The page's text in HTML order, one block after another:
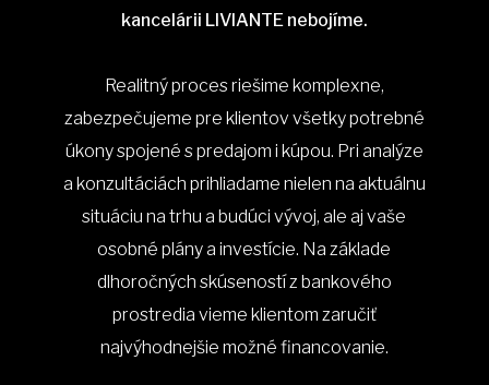
kancelárii LIVIANTE nebojíme.
Realitný proces riešime komplexne,
zabezpečujeme pre klientov všetky potrebné
úkony spojené s predajom i kúpou. Pri analýze
a konzultáciách prihliadame nielen na aktuálnu
situáciu na trhu a budúci vývoj, ale aj vaše
osobné plány a investície. Na základe
dlhoročných skúseností z bankového
prostredia vieme klientom zaručiť
najvýhodnejšie možné financovanie.